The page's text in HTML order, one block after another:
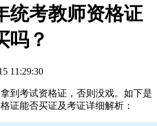
统考教师资格证
吗？
11:29:30
到考试资格证，否则没戏。如下是
证能否买证及考证详细解析：